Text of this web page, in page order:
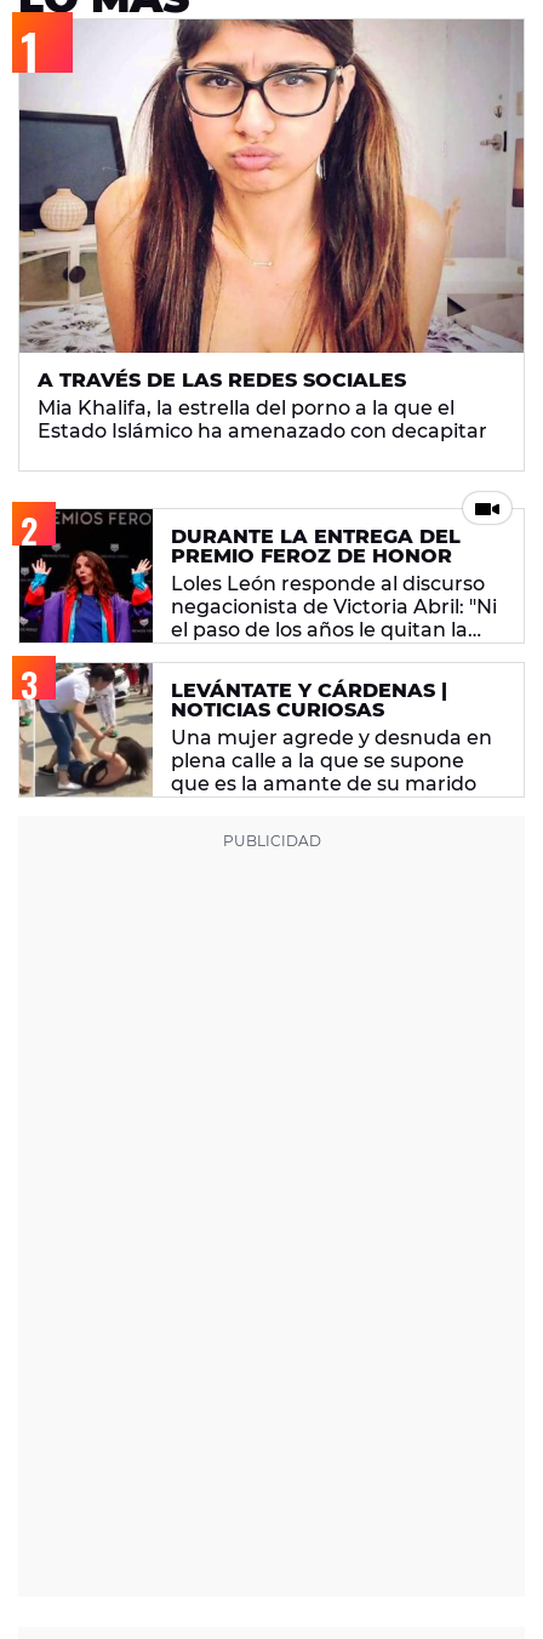
A TRAVÉS DE LAS REDES SOCIALES
Mia Khalifa, la estrella del porno a la que el
Estado Islámico ha amenazado con decapitar
DURANTE LA ENTREGA DEL
PREMIO FEROZ DE HONOR
Loles León responde al discurso
negacionista de Victoria Abril: "Ni
el paso de los años le quitan la
LEVÁNTATE Y CÁRDENAS |
NOTICIAS CURIOSAS
Una mujer agrede y desnuda en
plena calle a la que se supone
que es la amante de su marido